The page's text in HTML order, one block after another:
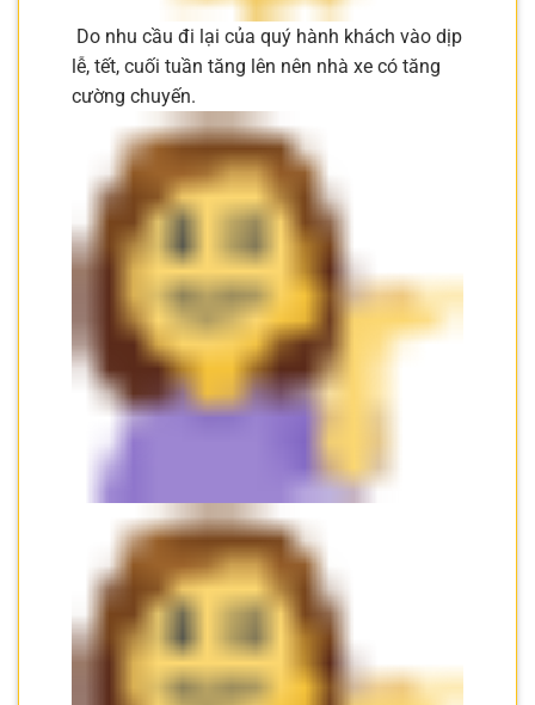
Do nhu cầu đi lại của quý hành khách vào dịp
lễ, tết, cuối tuần tăng lên nên nhà xe có tăng
cường chuyến.